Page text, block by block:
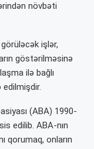
növbəti
işlər,
göstərilməsinə
ilə bağlı
(ABA) 1990-
edilib. ABA-nın
qorumaq, onların